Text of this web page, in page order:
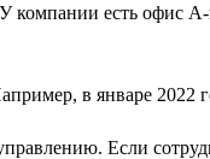
компании есть офис
в январе
Если